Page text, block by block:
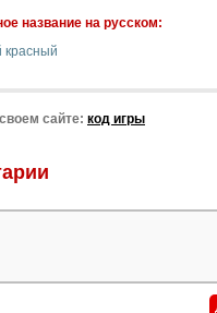
название на русском:
красный
сайте: код игры